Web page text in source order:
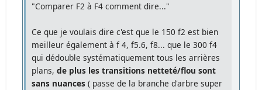
"Comparer F2 à F4 comment dire..."
Ce que je voulais dire c'est que le 150 f2 est bien
meilleur également à f 4, f5.6, f8... que le 300 f4
qui dédouble systématiquement tous les arrières
plans,de plus les transitions netteté/flou sont
sans nuances( passe de la branche d'arbre super